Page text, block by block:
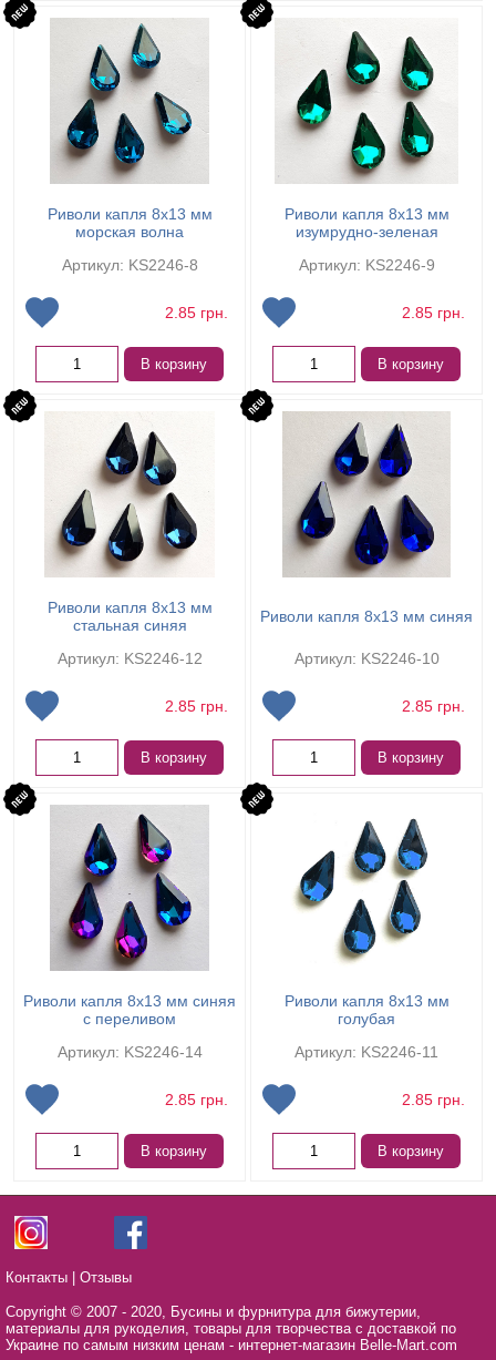
Риволи капля 8х13 мм
морская волна
Артикул: KS2246-8
2.85 грн.
В корзину
Риволи капля 8х13 мм
изумрудно-зеленая
Артикул: KS2246-9
2.85 грн.
В корзину
Риволи капля 8х13 мм
стальная синяя
Артикул: KS2246-12
2.85 грн.
В корзину
Риволи капля 8х13 мм синяя
Артикул: KS2246-10
2.85 грн.
В корзину
Риволи капля 8х13 мм синяя
с переливом
Артикул: KS2246-14
2.85 грн.
В корзину
Риволи капля 8х13 мм
голубая
Артикул: KS2246-11
2.85 грн.
В корзину
Контакты Отзывы
Copyright © 2007 - 2020, Бусины и фурнитура для бижутерии,
материалы для рукоделия, товары для творчества с доставкой по
Украине по самым низким ценам - интернет-магазин Belle-Mart.com